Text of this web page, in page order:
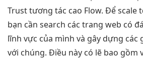
Trusttương tác cao Flow. Đểscale
bạn cần search các trang web có
lĩnh vực của mình và gây dựng các
với chúng. Điều này có lẽ bao gồm